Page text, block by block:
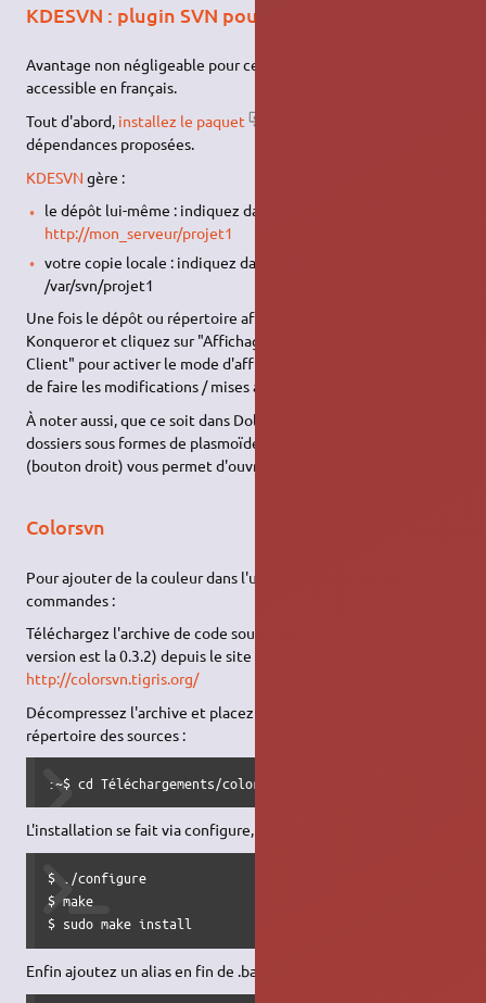
KDESVN : plugin SVN pour Konqueror
Avantage non négligeable pour certains, le plugin est
accessible en français.
Tout d'abord, installez le paquet
dépendances proposées.
KDESVN gère :
le dépôt lui-même : indiquez dans la barre d'adresse
http://mon_serveur/projet1
votre copie locale : indiquez dans la barre d'adresse
/var/svn/projet1
Une fois le dépôt ou répertoire affiché, allez dans le menu de
Konqueror et cliquez sur "Affichage > Type d'affichage > SVN
Client" pour activer le mode d'affichage SVN vous permettant
de faire les modifications / mises à jour / etc…
À noter aussi, que ce soit dans Dolphin, Konqueror ou les
dossiers sous formes de plasmoïdes, le menu contextuel
(bouton droit) vous permet d'ouvrir un dossier avec KDESVN.
Colorsvn
Pour ajouter de la couleur dans l'utilisation de svn en ligne de
commandes :
Téléchargez l'archive de code source de colorsvn (la dernière
version est la 0.3.2) depuis le site de tigris :
http://colorsvn.tigris.org/
Décompressez l'archive et placez votre terminal dans le
répertoire des sources :
:~$ cd Téléchargements/colorsvn-0.3.2/
L'installation se fait via configure, make, make install :
$ ./configure
$ make
$ sudo make install
Enfin ajoutez un alias en fin de .bashrc (ou .bash_aliases)